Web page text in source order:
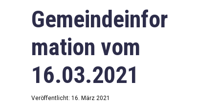
Gemeindeamt
Gemeinderat
Bildung
Vereine
Gemeindeinfor
mation vom
16.03.2021
Veröffentlicht: 16. März 2021